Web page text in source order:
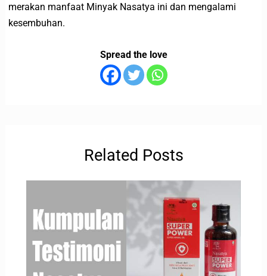
merakan manfaat Minyak Nasatya ini dan mengalami
kesembuhan.
Spread the love
Related Posts